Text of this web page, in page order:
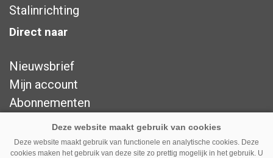
Stalinrichting
Direct naar
Nieuwsbrief
Mijn account
Abonnementen
Adverteren
Over ons
Deze website maakt gebruik van functionele en analytische cookies. Deze
cookies maken het gebruik van deze site zo prettig mogelijk in het gebruik. U